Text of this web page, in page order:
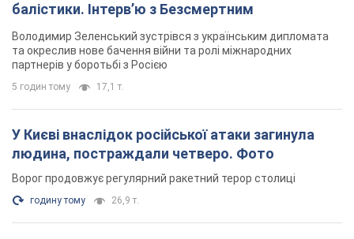
балістики. Інтерв’ю з Безсмертним
Володимир Зеленський зустрівся з українським дипломата
та окреслив нове бачення війни та ролі міжнародних
партнерів у боротьбі з Росією
5 годин тому 17,1 т.
У Києві внаслідок російської атаки загинула
людина, постраждали четверо. Фото
Ворог продовжує регулярний ракетний терор столиці
годину тому 26,9 т.